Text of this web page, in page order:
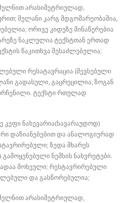
მელნით არასიმეტრიულად,
მელანი კარგ მდგომარეობაშია,
ორივე კიდეზე მინაწერებია
ნაკლულია ტექსტთან ერთად
წაკითხვა შესაძლებელია;
რესატავრაცია (შევსებული
გადასული, გაცრეცილია, ზოგან
ტექსტი რთულად
კეფი ნახევარია(სავარაუდოდ)
დაზიანებებით და ანალოგიურად
ზედა მხარეს
ნემსის ნახვრეტები.
მოხეული; რესტავრირებული
და გასწორებულია;
მელნით არასიმეტრიულად,